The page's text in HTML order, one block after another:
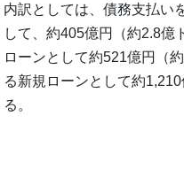
内訳としては、債務支払い
して、約405億円（約2.8億
ローンとして約521億円（
る新規ローンとして約
る。